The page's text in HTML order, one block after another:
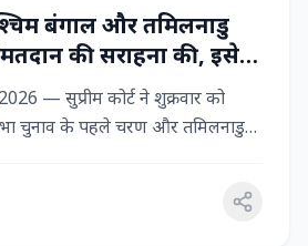
बंगाल और तमिलनाडु
मतदान की सराहना की, इसे
प्रदर्शन बताया
— सुप्रीम कोर्ट ने शुक्रवार को
चुनाव के पहले चरण और तमिलनाडु